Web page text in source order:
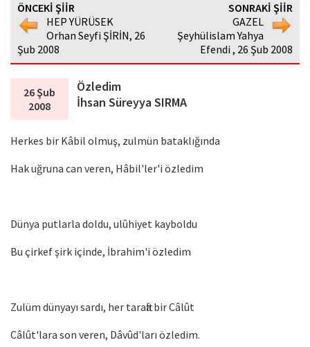
ÖNCEKİ ŞİİR
HEP YÜRÜSEK
Orhan Seyfi ŞİRİN, 26
Şub 2008
SONRAKİ ŞİİR
GAZEL
Şeyhülislam Yahya
Efendi , 26 Şub 2008
26 Şub
2008
Özledim
İhsan Süreyya SIRMA
Herkes bir Kâbil olmuş, zulmün bataklığında
Hak uğruna can veren, Hâbil'ler'i özledim
Dünya putlarla doldu, ulûhiyet kayboldu
Bu çirkef şirk içinde, İbrahim'i özledim
Zulüm dünyayı sardı, her tarafta bir Câlût
Câlût'lara son veren, Dâvûd'ları özledim.